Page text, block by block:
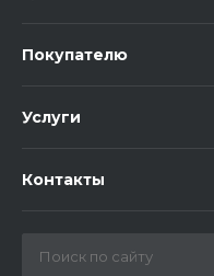
Покупателю
Услуги
Контакты